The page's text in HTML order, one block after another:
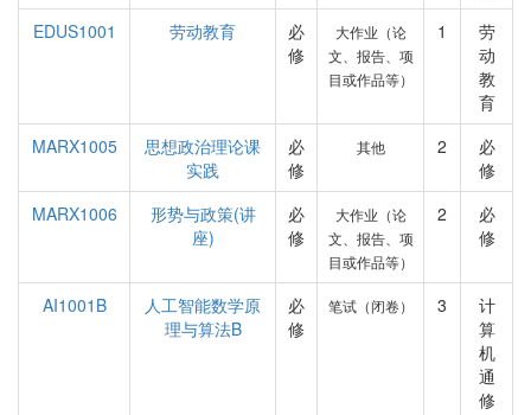
EDUS1001
劳动教育
必
修
大作业（论
文、报告、项
目或作品等）
1
劳
动
教
育
MARX1005
思想政治理论课
实践
必
修
其他 2
必
修
MARX1006
形势与政策(讲
座)
必
修
大作业（论
文、报告、项
目或作品等）
2
必
修
AI1001B
人工智能数学原
理与算法B
必
修
笔试（闭卷） 3
计
算
机
通
修